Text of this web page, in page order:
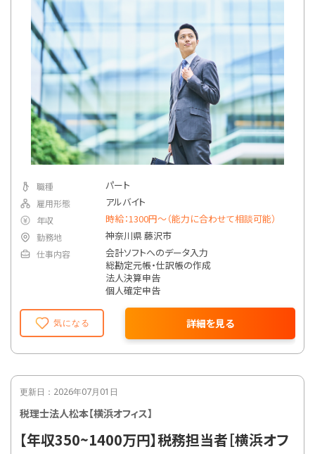
気になる 詳細を見る
職種 パート
雇用形態 アルバイト
年収 時給：1300円～（能力に合わせて相談可能）
勤務地 神奈川県 藤沢市
仕事内容
会計ソフトへのデータ入力
総勘定元帳・仕訳帳の作成
法人決算申告
個人確定申告
更新日：2026年07月01日
税理士法人松本【横浜オフィス】
【年収350~1400万円】税務担当者［横浜オフ